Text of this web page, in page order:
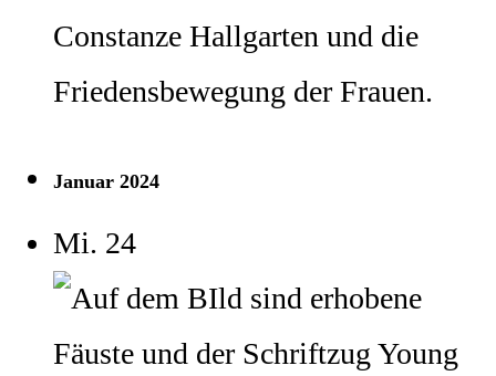
Constanze Hallgarten und die
Friedensbewegung der Frauen.
Januar 2024
Mi. 24